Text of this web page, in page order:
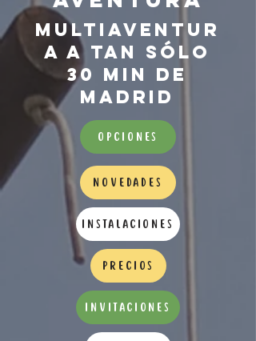
MULTIAVENTUR
A A TAN SÓLO
30 MIN DE
MADRID
OPCIONES
NOVEDADES
INSTALACIONES
PRECIOS
INVITACIONES